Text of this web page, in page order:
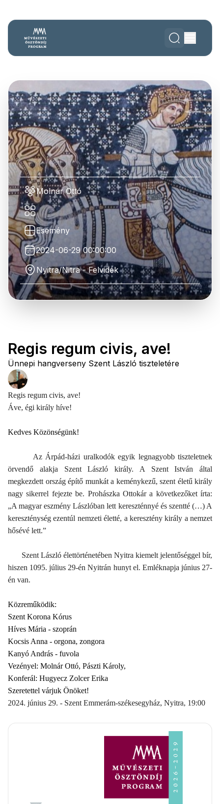
Molnár Ottó
Esemény
2024-06-29 00:00:00
Nyitra/Nitra - Felvidék
Regis regum civis, ave!
Ünnepi hangverseny Szent László tiszteletére
Regis regum civis, ave!
Áve, égi király híve!
Kedves Közönségünk!
Az Árpád-házi uralkodók egyik legnagyobb tiszteletnek
örvendő alakja Szent László király. A Szent István által
megkezdett ország építő munkát a keménykezű, szent életű király
nagy sikerrel fejezte be. Prohászka Ottokár a következőket írta:
„A magyar eszmény Lászlóban lett kereszténnyé és szentté (…) A
kereszténység ezentúl nemzeti életté, a keresztény király a nemzet
hősévé lett.”
Szent László élettörténetében Nyitra kiemelt jelentőséggel bír,
hiszen 1095. július 29-én Nyitrán hunyt el. Emléknapja június 27-
én van.
Közreműködik:
Szent Korona Kórus
Híves Mária - szoprán
Kocsis Anna - orgona, zongora
Kanyó András - fuvola
Vezényel: Molnár Ottó, Pászti Károly,
Konferál: Hugyecz Zolcer Erika
Szeretettel várjuk Önöket!
2024. június 29. - Szent Emmerám-székesegyház, Nyitra, 19:00